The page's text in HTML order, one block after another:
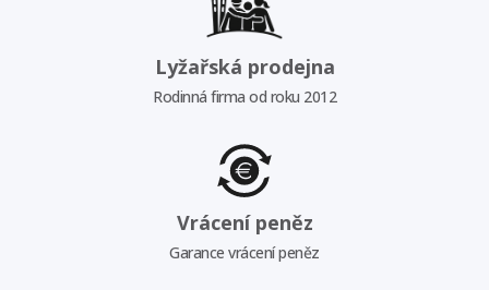
Lyžařská prodejna
Rodinná firma od roku 2012
Vrácení peněz
Garance vrácení peněz